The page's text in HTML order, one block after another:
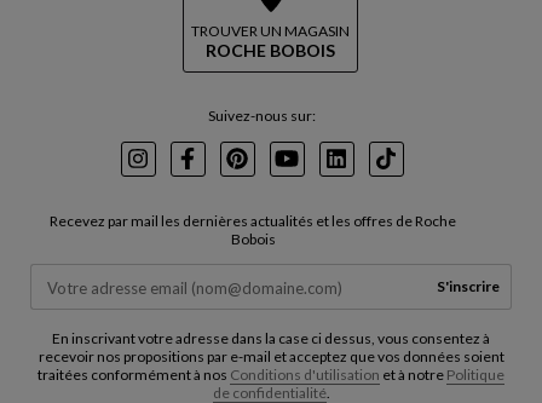
TROUVER UN MAGASIN
ROCHE BOBOIS
Suivez-nous sur:
InstagramFacebookPinterest
YoutubeLinkedInTikTok
Recevez par mail les dernières actualités et les offres de Roche
Bobois
S'inscrire
En inscrivant votre adresse dans la case ci dessus, vous consentez à
recevoir nos propositions par e-mail et acceptez que vos données soient
traitées conformément à nos Conditions d'utilisation et à notre Politique
de confidentialité.